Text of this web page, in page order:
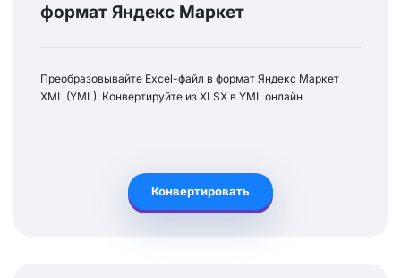
формат Яндекс Маркет
Преобразовывайте Excel-файл в формат Яндекс Маркет
XML (YML). Конвертируйте из XLSX в YML онлайн
Конвертировать